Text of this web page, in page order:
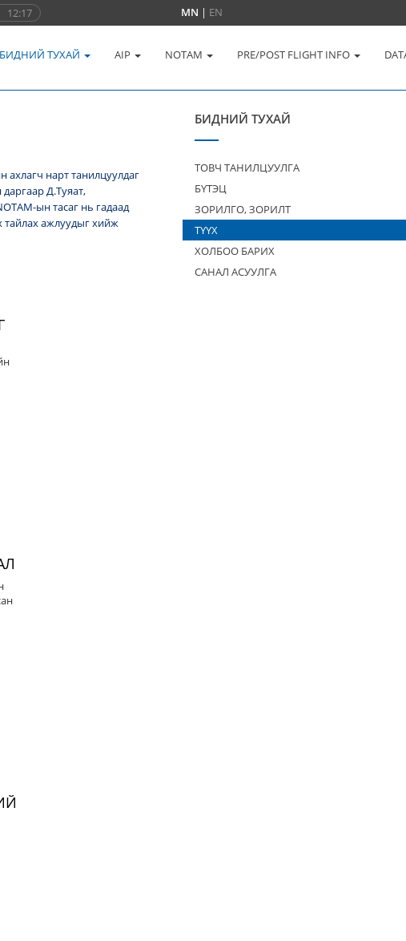
12:17 MN | EN
БИДНИЙ ТУХАЙ AIP NOTAM PRE/POST FLIGHT INFO
нарт танилцуулдаг
Д.Туяат,
ын тасаг нь гадаад
тайлах ажлуудыг хийж
БИДНИЙ ТУХАЙ
ТОВЧ ТАНИЛЦУУЛГА
БҮТЭЦ
ЗОРИЛГО, ЗОРИЛТ
ТҮҮХ
ХОЛБОО БАРИХ
САНАЛ АСУУЛГА